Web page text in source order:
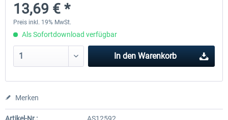
34,95 € *
13,69 € *
Preis inkl. 19% MwSt.
Als Sofortdownload verfügbar
In den Warenkorb
Merken